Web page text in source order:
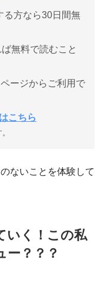
る方なら30日間無
無料で読むこと
ージからご利用で
こちら
ないことを体験して
いく！この私
ー？？？